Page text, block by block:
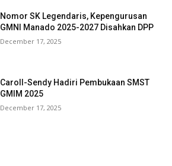
Nomor SK Legendaris, Kepengurusan
GMNI Manado 2025-2027 Disahkan DPP
December 17, 2025
Caroll-Sendy Hadiri Pembukaan SMST
GMIM 2025
December 17, 2025